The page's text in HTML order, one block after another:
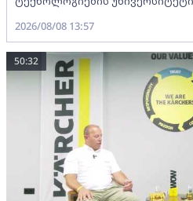
2026/08/08 13:57
50:32